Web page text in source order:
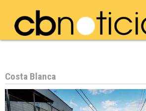
Costa Blanca